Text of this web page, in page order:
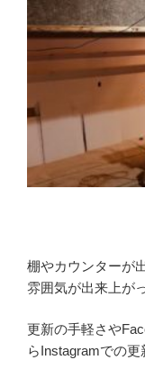
棚やカウンターが
雰囲気が出来上が
更新の手軽さや
らInstagramでの更